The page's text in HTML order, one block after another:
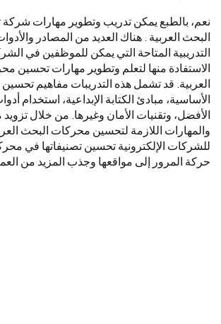
نعم، بالطبع يمكن تدريب وتطوير مهارات
البحث العربية . هناك العديد من المصادر
التدريبية المتاحة التي يمكن للموظفين في
الاستفادة منها لتعلم وتطوير مهارات تحسين
العربية. قد تشمل هذه التدريبات مفاهيم
الأساسية، مبادئ الكتابة الإبداعية، استخدام
الأفضل، وتقنيات الأمان وغيرها. من خلال
والمهارات اللازمة لتحسين محركات البحث
للشركات الإلكترونية تحسين تصنيفاتها في
حركة المرور إلى مواقعها وجذب المزيد من